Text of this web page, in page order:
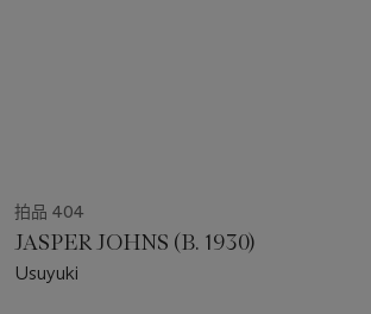
拍品 404
JASPER JOHNS (B. 1930)
Usuyuki